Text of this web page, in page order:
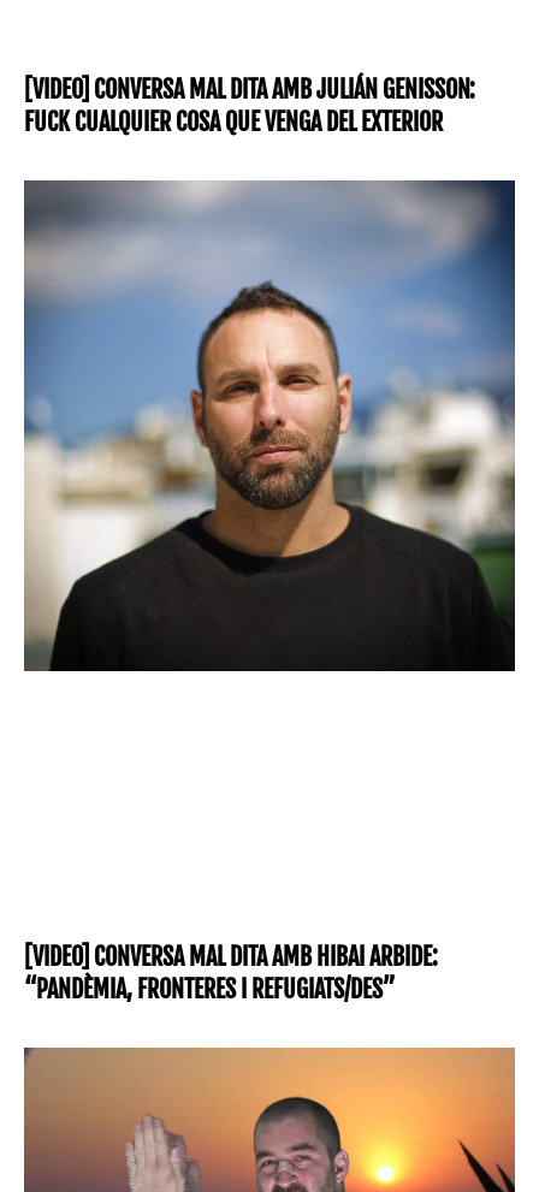
[VIDEO] CONVERSA MAL DITA AMB JULIÁN GENISSON:
FUCK CUALQUIER COSA QUE VENGA DEL EXTERIOR
[VIDEO] CONVERSA MAL DITA AMB HIBAI ARBIDE:
“PANDÈMIA, FRONTERES I REFUGIATS/DES”